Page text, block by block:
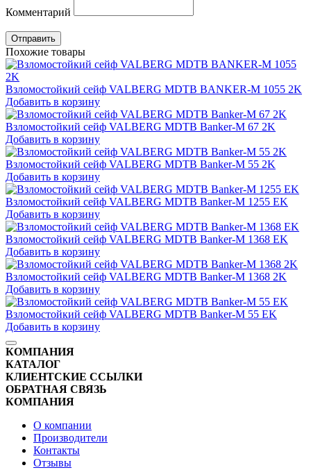
Комментарий
Отправить
Похожие товары
Взломостойкий сейф VALBERG MDTB BANKER-M 1055 2K
Добавить в корзину
Взломостойкий сейф VALBERG MDTB Banker-M 67 2K
Добавить в корзину
Взломостойкий сейф VALBERG MDTB Banker-M 55 2K
Добавить в корзину
Взломостойкий сейф VALBERG MDTB Banker-M 1255 EK
Добавить в корзину
Взломостойкий сейф VALBERG MDTB Banker-M 1368 EK
Добавить в корзину
Взломостойкий сейф VALBERG MDTB Banker-M 1368 2K
Добавить в корзину
Взломостойкий сейф VALBERG MDTB Banker-M 55 EK
Добавить в корзину
КОМПАНИЯ
КАТАЛОГ
КЛИЕНТСКИЕ ССЫЛКИ
ОБРАТНАЯ СВЯЗЬ
КОМПАНИЯ
О компании
Производители
Контакты
Отзывы